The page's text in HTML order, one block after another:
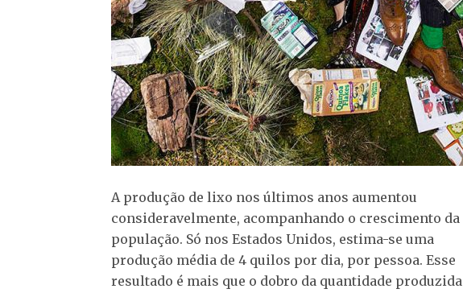
A produção de lixo nos últimos anos aumentou
consideravelmente, acompanhando o crescimento da
população. Só nos Estados Unidos, estima-se uma
produção média de 4 quilos por dia, por pessoa. Esse
resultado é mais que o dobro da quantidade produzida